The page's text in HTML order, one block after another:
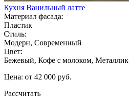
Кухня Ванильный латте
Материал фасада:
Пластик
Стиль:
Модерн, Современный
Цвет:
Бежевый, Кофе с молоком, Металлик
Цена: от 42 000 руб.
Рассчитать